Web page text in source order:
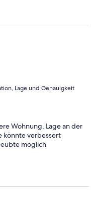
Lage und Genauigkeit
Wohnung, Lage an der
könnte verbessert
möglich